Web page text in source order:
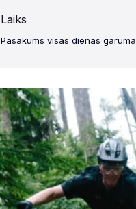
Laiks
Pasākums visas dienas garumā